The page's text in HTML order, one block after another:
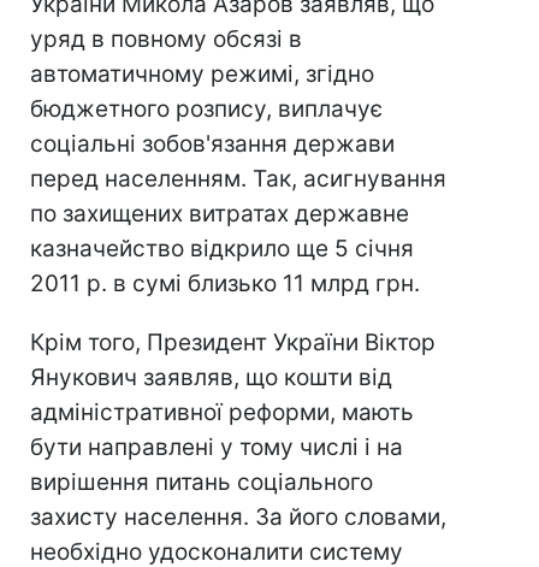
уряд в повному обсязі в
автоматичному режимі, згідно
бюджетного розпису, виплачує
соціальні зобов'язання держави
перед населенням. Так, асигнування
по захищених витратах державне
казначейство відкрило ще 5 січня
2011 р. в сумі близько 11 млрд грн.
Крім того, Президент України Віктор
Янукович заявляв, що кошти від
адміністративної реформи, мають
бути направлені у тому числі і на
вирішення питань соціального
захисту населення. За його словами,
необхідно удосконалити систему